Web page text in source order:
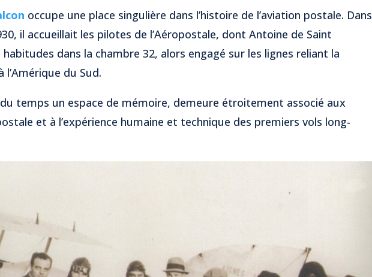
occupe une place singulière dans l’histoire de l’aviation postale. Dans
il accueillait les pilotes de l’Aéropostale, dont Antoine de Saint
dans la chambre 32, alors engagé sur les lignes reliant la
l’Amérique du Sud.
temps un espace de mémoire, demeure étroitement associé aux
et à l’expérience humaine et technique des premiers vols long-